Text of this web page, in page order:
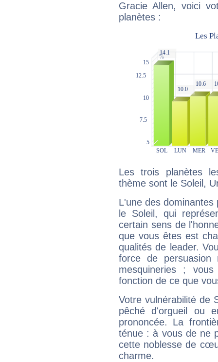
Gracie Allen, voici
planètes :
Les trois planètes
thème sont le Soleil,
L'une des
le Soleil, qui
certain sens de
que vous êtes est
qualités de leader.
force de
mesquineries ;
fonction de ce que
Votre vulnérabilité de
pêché d'orgueil ou
prononcée. La
ténue : à vous de ne
cette noblesse de
charme.